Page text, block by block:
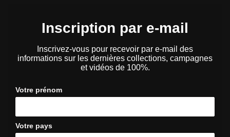
Inscription par e-mail
Inscrivez-vous pour recevoir par e-mail des
informations sur les dernières collections, campagnes
et vidéos de 100%.
Votre prénom
Votre pays